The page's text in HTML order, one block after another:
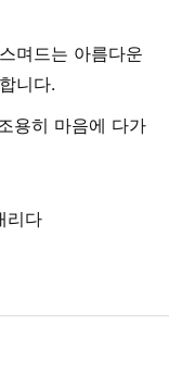
며드는 아름다운
니다.
용히 마음에 다가
리다